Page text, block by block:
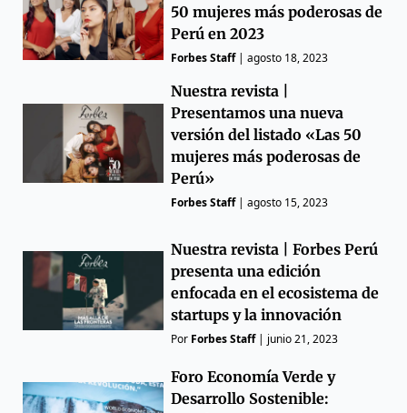
50 mujeres más poderosas de
Perú en 2023
Forbes Staff|agosto 18, 2023
Nuestra revista |
Presentamos una nueva
versión del listado «Las 50
mujeres más poderosas de
Perú»
Forbes Staff|agosto 15, 2023
Nuestra revista | Forbes Perú
presenta una edición
enfocada en el ecosistema de
startups y la innovación
Por Forbes Staff| junio 21, 2023
Foro Economía Verde y
Desarrollo Sostenible: